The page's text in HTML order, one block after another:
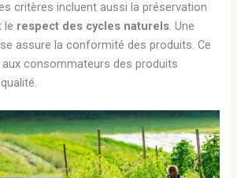
critères incluent aussi la préservation
le respect des cycles naturels. Une
assure la conformité des produits. Ce
consommateurs des produits